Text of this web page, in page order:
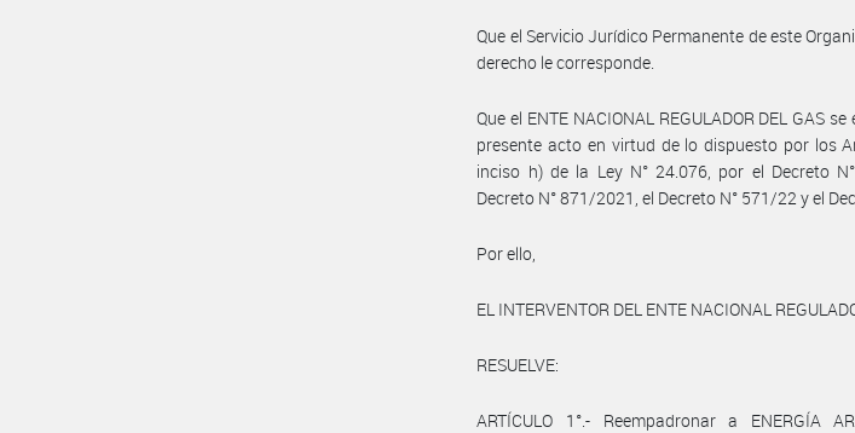
Que el Servicio Jurídico Permanente de este
derecho le corresponde.
Que el ENTE NACIONAL REGULADOR DEL GAS
presente acto en virtud de lo dispuesto por los
inciso h) de la Ley N° 24.076, por el Decreto
Decreto N° 871/2021, el Decreto N° 571/22 y el
Por ello,
EL INTERVENTOR DEL ENTE NACIONAL
RESUELVE:
ARTÍCULO 1°.- Reempadronar a ENERGÍA